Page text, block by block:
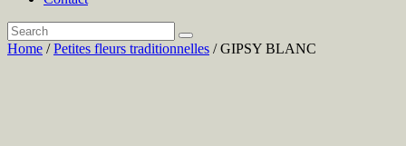
Home /Petites fleurs traditionnelles / GIPSY BLANC